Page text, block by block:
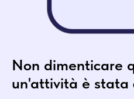
Non dimenticare
un'attività è stata